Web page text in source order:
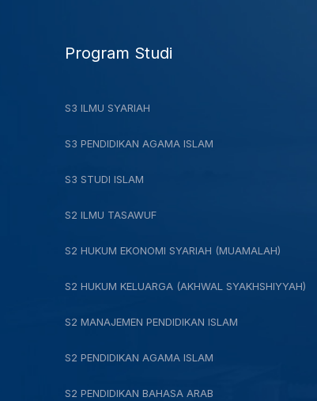
Program Studi
S3 ILMU SYARIAH
S3 PENDIDIKAN AGAMA ISLAM
S3 STUDI ISLAM
S2 ILMU TASAWUF
S2 HUKUM EKONOMI SYARIAH (MUAMALAH)
S2 HUKUM KELUARGA (AKHWAL SYAKHSHIYYAH)
S2 MANAJEMEN PENDIDIKAN ISLAM
S2 PENDIDIKAN AGAMA ISLAM
S2 PENDIDIKAN BAHASA ARAB